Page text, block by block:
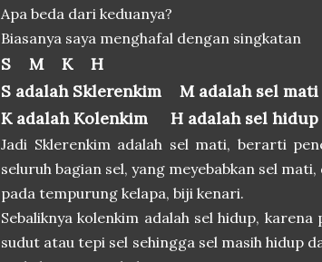
Apa beda dari keduanya?
Biasanya saya menghafal dengan singkatan
S M K H
S adalah Sklerenkim M adalah sel mati
K adalah Kolenkim H adalah sel hidup
Jadi Sklerenkim adalah sel mati, berarti
seluruh bagian sel, yang meyebabkan sel
pada tempurung kelapa, biji kenari.
Sebaliknya kolenkim adalah sel hidup,
sudut atau tepi sel sehingga sel masih hidup